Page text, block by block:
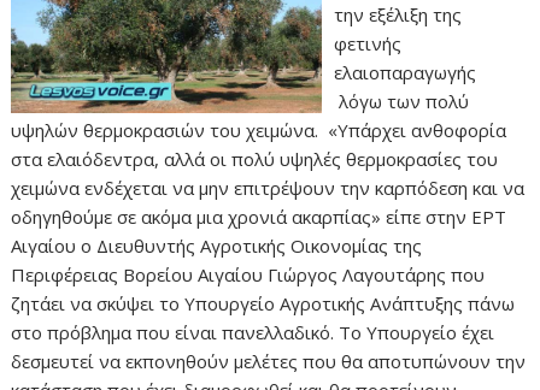
την εξέλιξη της
φετινής
ελαιοπαραγωγής
λόγω των πολύ
υψηλών θερμοκρασιών του χειμώνα. «Υπάρχει ανθοφορία
στα ελαιόδεντρα, αλλά οι πολύ υψηλές θερμοκρασίες του
χειμώνα ενδέχεται να μην επιτρέψουν την καρπόδεση και να
οδηγηθούμε σε ακόμα μια χρονιά ακαρπίας» είπε στην ΕΡΤ
Αιγαίου ο Διευθυντής Αγροτικής Οικονομίας της
Περιφέρειας Βορείου Αιγαίου Γιώργος Λαγουτάρης που
ζητάει να σκύψει το Υπουργείο Αγροτικής Ανάπτυξης πάνω
στο πρόβλημα που είναι πανελλαδικό. Το Υπουργείο έχει
δεσμευτεί να εκπονηθούν μελέτες που θα αποτυπώνουν την